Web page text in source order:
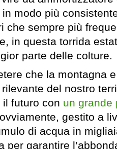
modo più
che sempre più
in questa torrida
parte delle colture.
che la montagna
del nostro
il futuro con un grande
gestito a
di acqua in
per garantire